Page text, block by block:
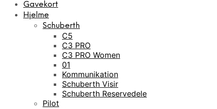
Gavekort
Hjelme
Schuberth
C5
C3 PRO
C3 PRO Women
01
Kommunikation
Schuberth Visir
Schuberth Reservedele
Pilot